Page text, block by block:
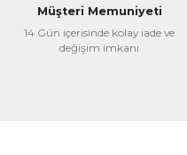
Müşteri Memuniyeti
14 Gün içerisinde kolay iade ve
değişim imkanı